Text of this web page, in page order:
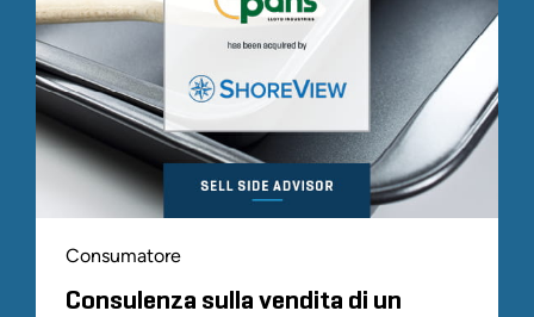
Consumatore
Consulenza sulla vendita di un